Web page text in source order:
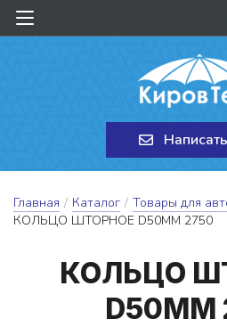
Главная / Каталог / Товары для
КОЛЬЦО ШТОРНОЕ D50ММ 2750
КОЛЬ­ЦО
D50ММ